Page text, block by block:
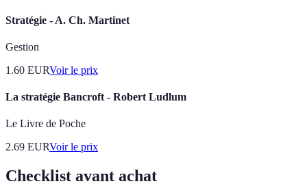
Stratégie - A. Ch. Martinet
Gestion
1.60 EURVoir le prix
La stratégie Bancroft - Robert Ludlum
Le Livre de Poche
2.69 EURVoir le prix
Checklist avant achat